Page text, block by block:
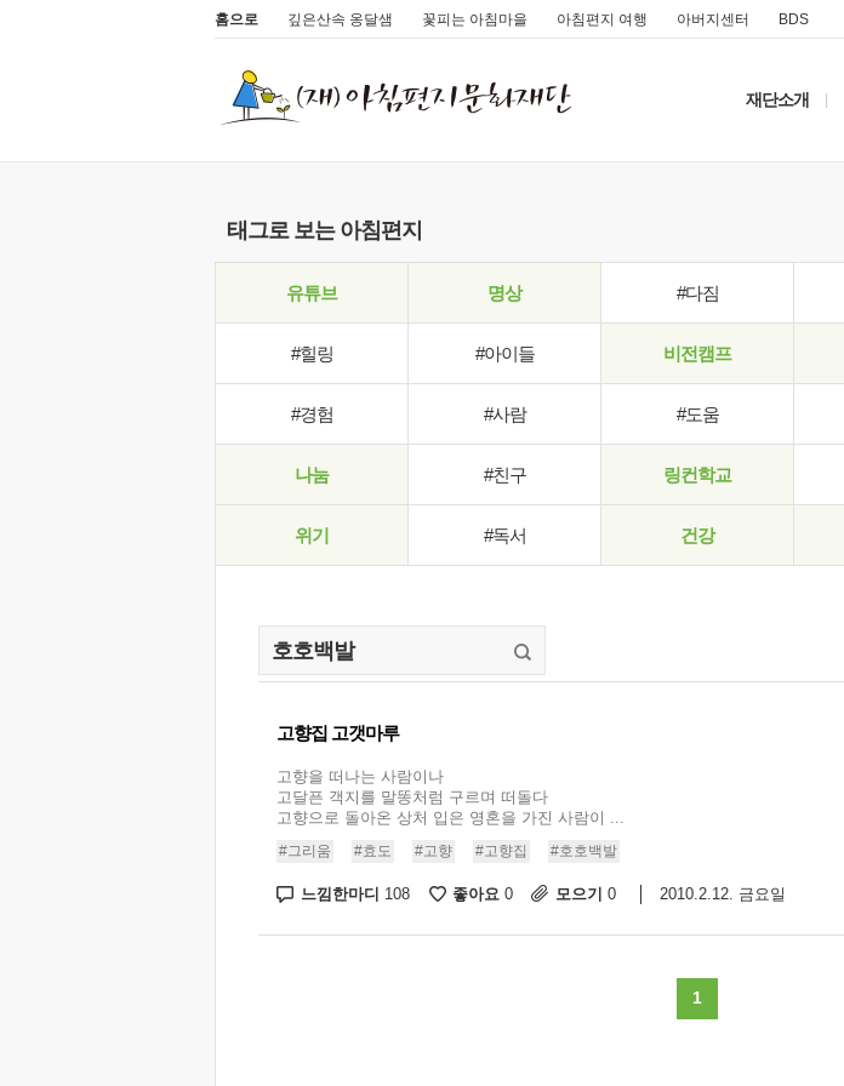
홈으로 깊은산속 옹달샘 꽃피는 아침마을 아침편지 여행 아버지센터 BDS
재단소개
태그로 보는 아침편지
유튜브 명상 #다짐
#힐링 #아이들 비전캠프
#경험 #사람 #도움
나눔 #친구 링컨학교
위기 #독서 건강
고향집 고갯마루
고향을 떠나는 사람이나
고달픈 객지를 말똥처럼 구르며 떠돌다
고향으로 돌아온 상처 입은 영혼을 가진 사람이 ...
#그리움 #효도 #고향 #고향집 #호호백발
느낌한마디 108 좋아요 0 모으기 0 2010.2.12. 금요일
1